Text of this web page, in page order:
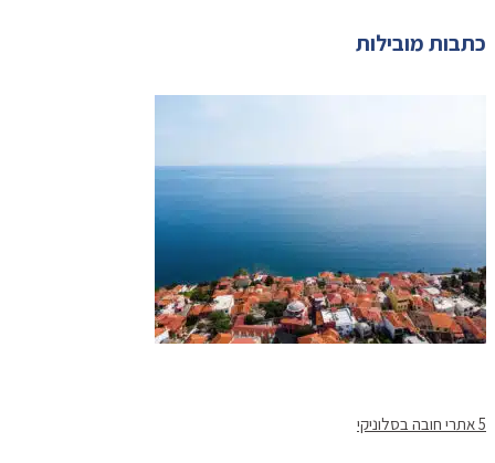
כתבות מובילות
5 אתרי חובה בסלוניקי